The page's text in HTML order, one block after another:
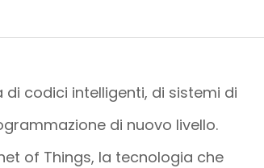
codici intelligenti, di sistemi di
di nuovo livello.
of Things, la tecnologia che